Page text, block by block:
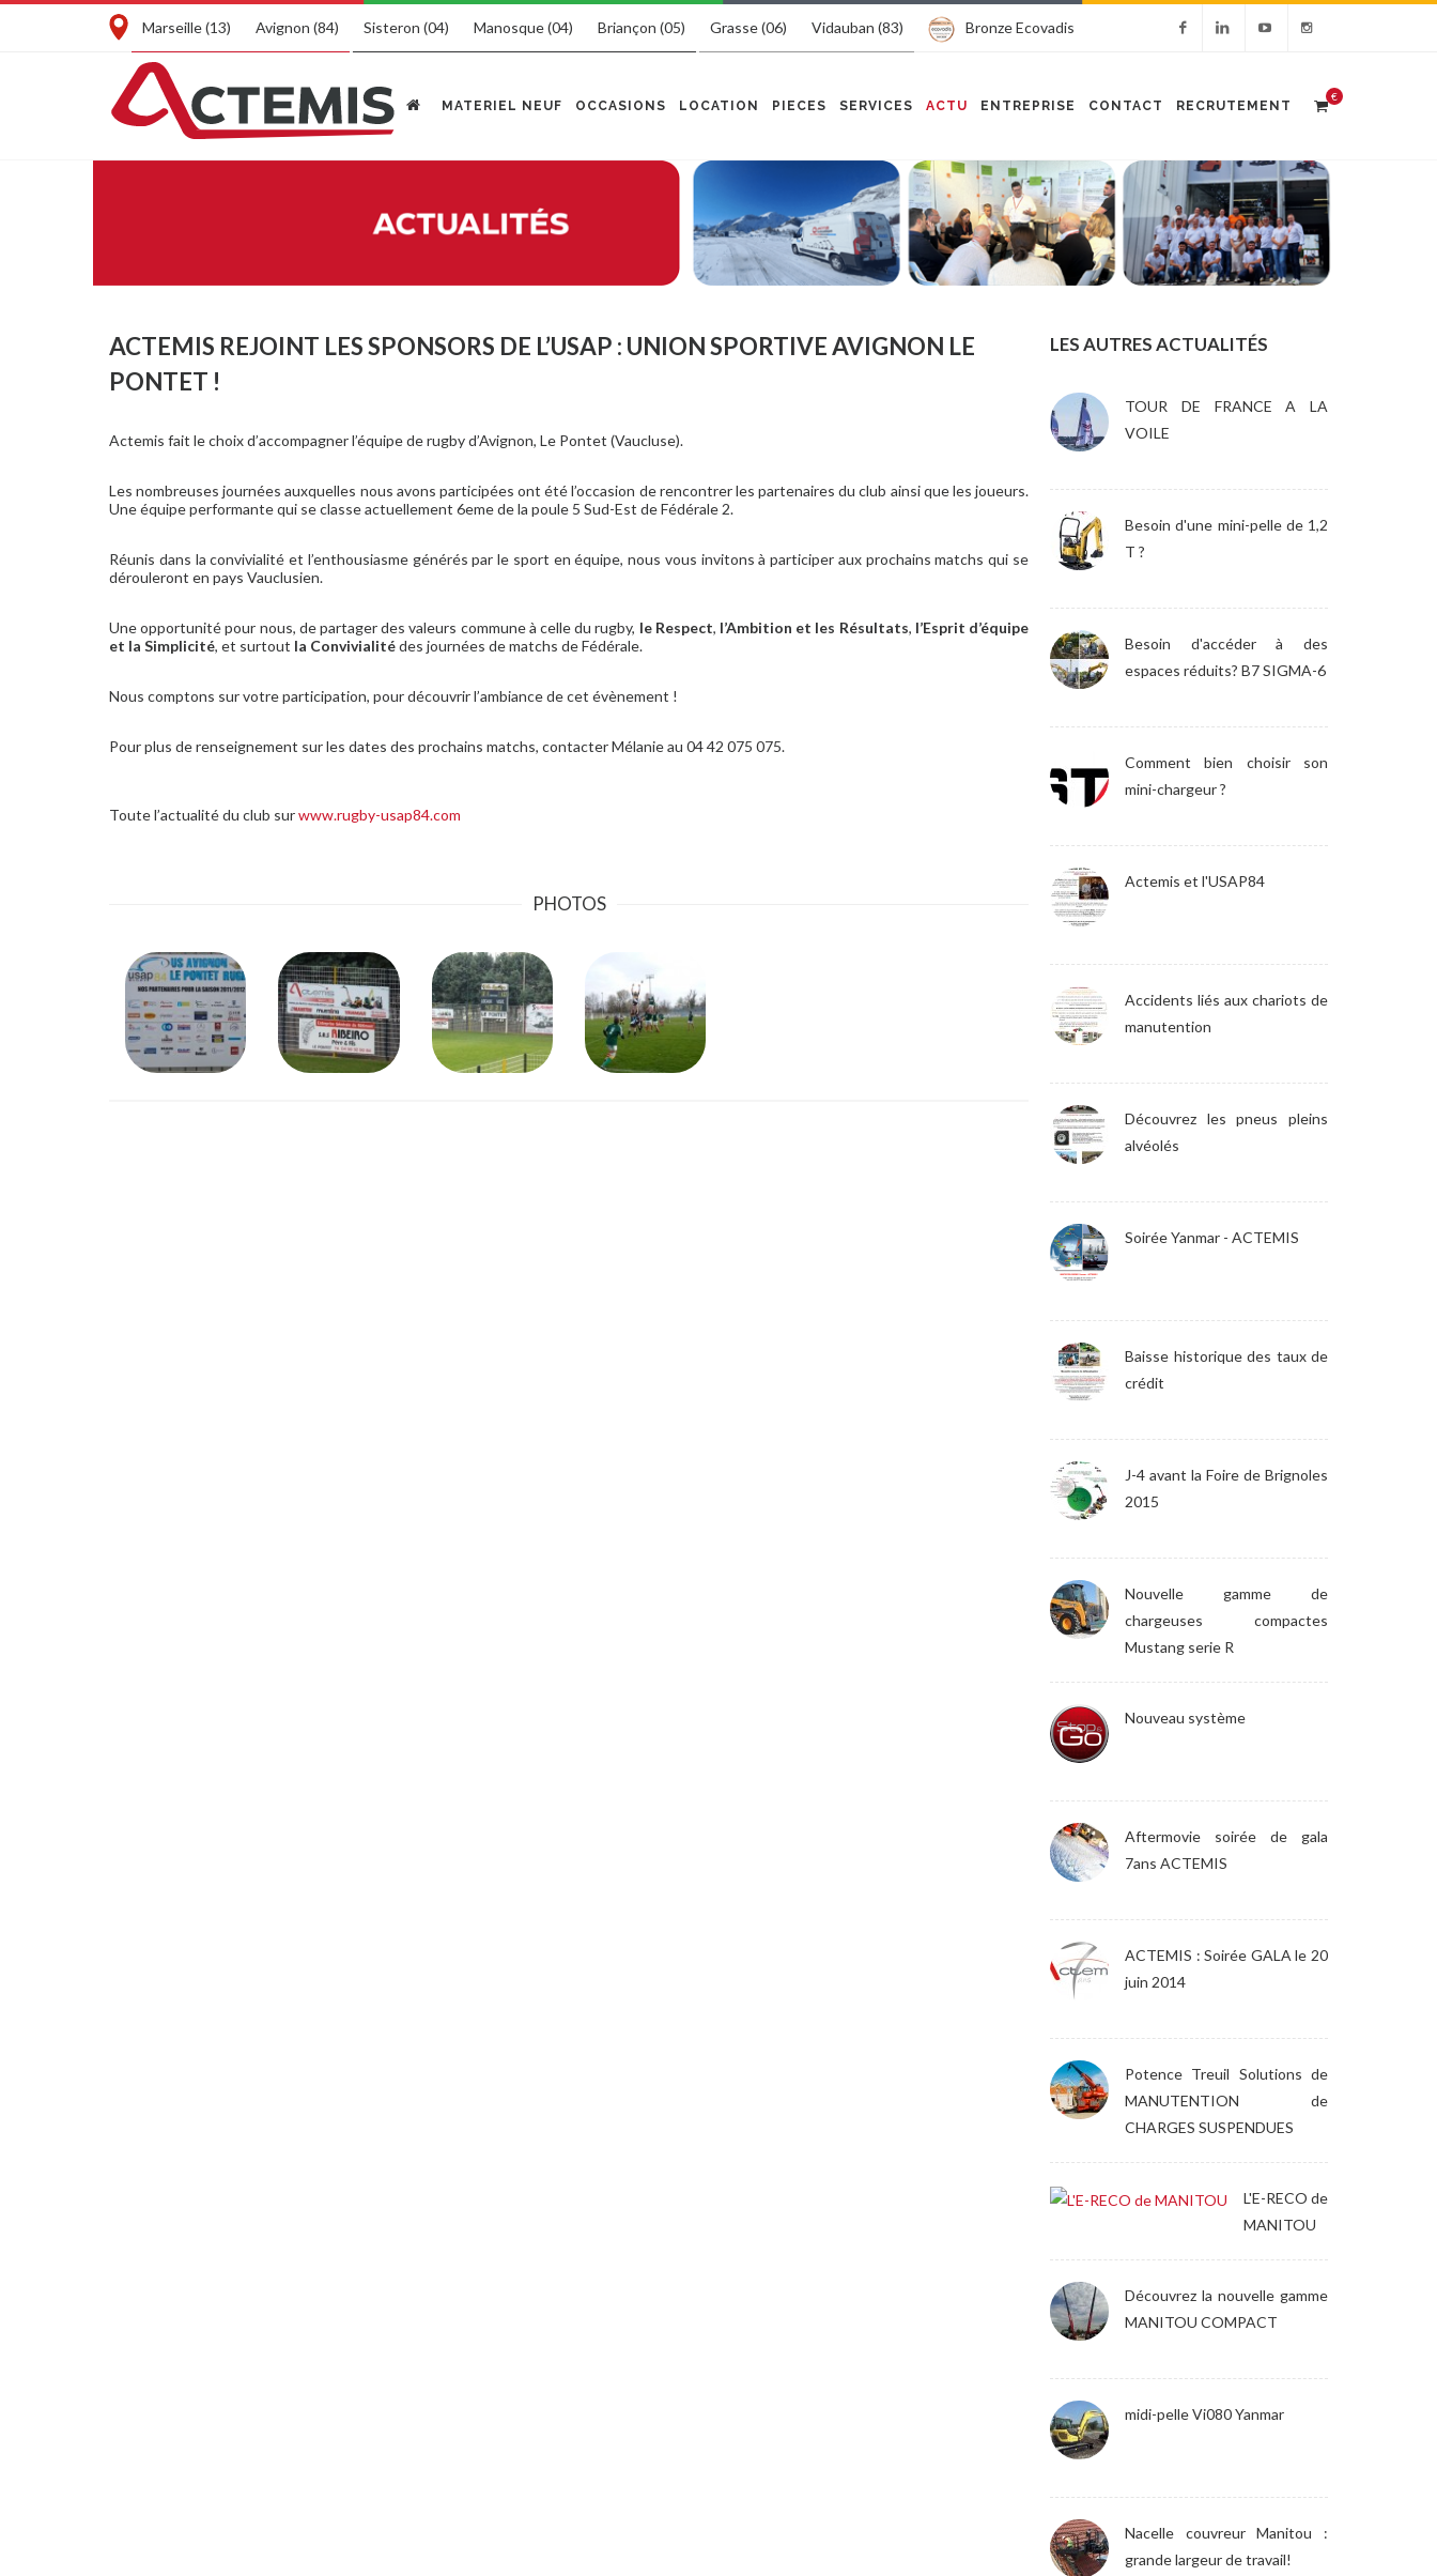
Marseille (13) Avignon (84) Sisteron (04) Manosque (04) Briançon (05) Grasse (06) Vidauban (83) Bronze Ecovadis
MATERIEL NEUF OCCASIONS LOCATION PIECES SERVICES ACTU ENTREPRISE CONTACT RECRUTEMENT
€
ACTEMIS REJOINT LES SPONSORS DE L’USAP : UNION SPORTIVE AVIGNON LE
PONTET !
Actemis fait le choix d’accompagner l’équipe de rugby d’Avignon, Le Pontet (Vaucluse).
Les nombreuses journées auxquelles nous avons participées ont été l’occasion de rencontrer les partenaires du club ainsi que les joueurs.
Une équipe performante qui se classe actuellement 6eme de la poule 5 Sud-Est de Fédérale 2.
Réunis dans la convivialité et l’enthousiasme générés par le sport en équipe, nous vous invitons à participer aux prochains matchs qui se
dérouleront en pays Vauclusien.
Une opportunité pour nous, de partager des valeurs commune à celle du rugby, le Respect, l’Ambition et les Résultats, l’Esprit d’équipe
et la Simplicité, et surtout la Convivialitédes journées de matchs de Fédérale.
Nous comptons sur votre participation, pour découvrir l’ambiance de cet évènement !
Pour plus de renseignement sur les dates des prochains matchs, contacter Mélanie au 04 42 075 075.
Toute l’actualité du club surwww.rugby-usap84.com
PHOTOS
LES AUTRES ACTUALITÉS
TOUR DE FRANCE A LA
VOILE
Besoin d'une mini-pelle de 1,2
T ?
Besoin d'accéder à des
espaces réduits? B7 SIGMA-6
Comment bien choisir son
mini-chargeur ?
Actemis et l'USAP84
Accidents liés aux chariots de
manutention
Découvrez les pneus pleins
alvéolés
Soirée Yanmar - ACTEMIS
Baisse historique des taux de
crédit
J-4 avant la Foire de Brignoles
2015
Nouvelle gamme de
chargeuses compactes
Mustang serie R
Nouveau système
Aftermovie soirée de gala
7ans ACTEMIS
ACTEMIS : Soirée GALA le 20
juin 2014
Potence Treuil Solutions de
MANUTENTION de
CHARGES SUSPENDUES
L'E-RECO de
MANITOU
Découvrez la nouvelle gamme
MANITOU COMPACT
midi-pelle Vi080 Yanmar
Nacelle couvreur Manitou :
grande largeur de travail!